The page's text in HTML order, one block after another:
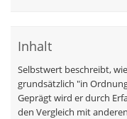
Inhalt
Selbstwert beschreibt,
grundsätzlich "in
Geprägt wird er durch
den Vergleich mit